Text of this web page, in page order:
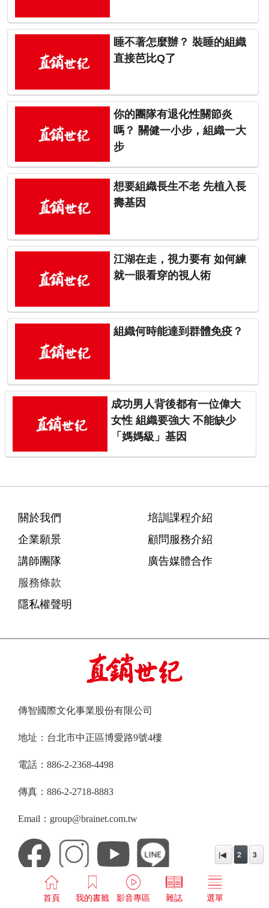
睡不著怎麼辦？ 裝睡的組織
直接芭比Q了
你的團隊有退化性關節炎
嗎？ 關健一小步，組織一大
步
想要組織長生不老 先植入長
壽基因
江湖在走，視力要有 如何練
就一眼看穿的視人術
組織何時能達到群體免疫？
成功男人背後都有一位偉大
女性 組織要強大 不能缺少
「媽媽級」基因
關於我們
企業願景
講師團隊
服務條款
隱私權聲明
培訓課程介紹
顧問服務介紹
廣告媒體合作
傳智國際文化事業股份有限公司
地址：台北市中正區博愛路9號4樓
電話：886-2-2368-4498
傳真：886-2-2718-8883
Email：group@brainet.com.tw
首頁 我的書籤 影音專區 雜誌 選單
|◀ 2 3